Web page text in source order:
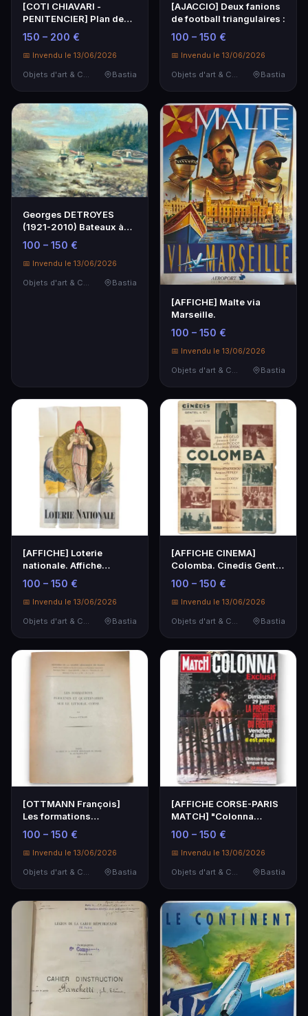
[COTI CHIAVARI -
PENITENCIER] Plan de
l'ancien établissement…
150 – 200 €
📅 Invendu le 13/06/2026
Bastia
[AJACCIO] Deux fanions
de football triangulaires :
100 – 150 €
📅 Invendu le 13/06/2026
Bastia
Georges DETROYES
(1921-2010) Bateaux à
marée basse.
100 – 150 €
📅 Invendu le 13/06/2026
Objets d'art & Curiosités
Bastia
[AFFICHE] Malte via
Marseille.
100 – 150 €
📅 Invendu le 13/06/2026
Objets d'art & Curiosités
Bastia
[AFFICHE] Loterie
nationale. Affiche
lithographiée en
couleu…
100 – 150 €
📅 Invendu le 13/06/2026
Objets d'art & Curiosités
Bastia
[AFFICHE CINEMA]
Colomba. Cinedis Gentel
& Cie.
100 – 150 €
📅 Invendu le 13/06/2026
Objets d'art & Curiosités
Bastia
[OTTMANN François]
Les formations
pliocènes et
quaternaires …
100 – 150 €
📅 Invendu le 13/06/2026
Objets d'art & Curiosités
Bastia
[AFFICHE CORSE-PARIS
MATCH] "Colonna
exclusif, la première p…
100 – 150 €
📅 Invendu le 13/06/2026
Objets d'art & Curiosités
Bastia